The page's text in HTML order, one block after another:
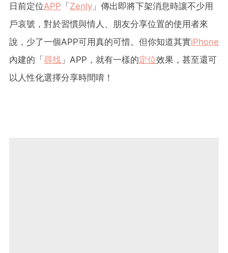
日前定位APP 「Zenly 」傳出即將下架消息時讓不少用
戶哀號，對於習慣與情人、朋友分享位置的使用者來
說，少了一個APP可用真的可惜。但你知道其實iPhone
內建的「尋找 」APP，就有一樣的定位效果，甚至還可
以人性化選擇分享時間唷！